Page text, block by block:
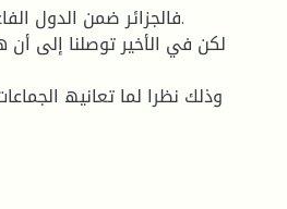
فالجزائر ضمن الدول
لكن في الأخیر توصلنا إلى
وذلك نظرا لما تعانیھ